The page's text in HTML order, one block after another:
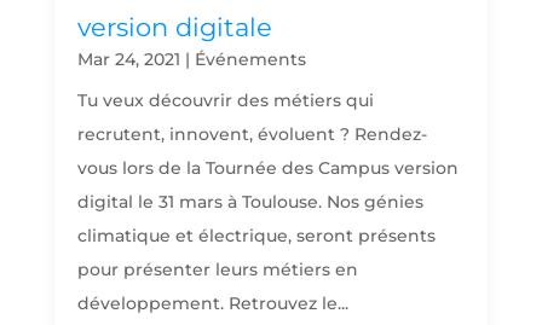
version digitale
Mar 24, 2021 | Événements
Tu veux découvrir des métiers qui
recrutent, innovent, évoluent ? Rendez-
vous lors de la Tournée des Campus version
digital le 31 mars à Toulouse. Nos génies
climatique et électrique, seront présents
pour présenter leurs métiers en
développement. Retrouvez le...